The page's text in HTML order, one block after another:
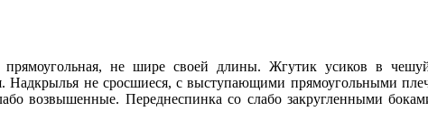
не шире своей длины. Жгутик усиков в
Надкрылья не сросшиеся, с выступающими прямоугольными
возвышенные. Переднеспинка со слабо закругленными